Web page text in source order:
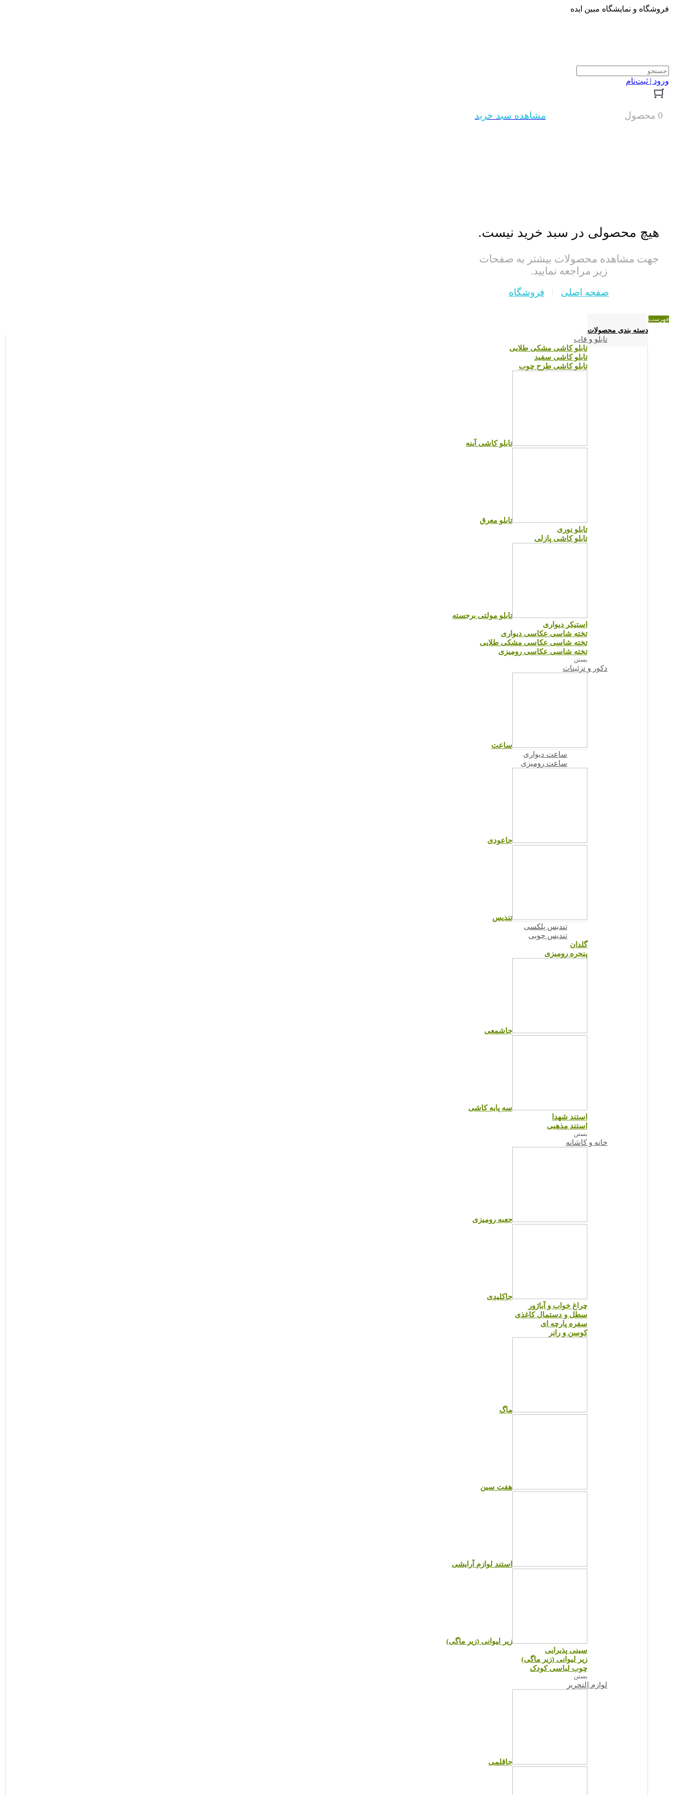
فروشگاه و نمایشگاه مبین ایده
ورود | ثبت‌نام
0 محصول مشاهده سبد خرید
هیچ محصولی در سبد خرید نیست.
جهت مشاهده محصولات بیشتر به صفحات
زیر مراجعه نمایید.
صفحه اصلی فروشگاه
فهرست
دسته بندی محصولات
تابلو و قاب
تابلو کاشی مشکی طلایی
تابلو کاشی سفید
تابلو کاشی طرح چوب
تابلو کاشی آینه
تابلو معرق
تابلو نوری
تابلو کاشی پازلی
تابلو مولتی برجسته
استیکر دیواری
تخته شاسی عکاسی دیواری
تخته شاسی عکاسی مشکی طلایی
تخته شاسی عکاسی رومیزی
بستن
دکور و تزئینات
ساعت
ساعت دیواری
ساعت رومیزی
جاعودی
تندیس
تندیس پلکسی
تندیس چوبی
گلدان
پنجره رومیزی
جاشمعی
سه پایه کاشی
استند شهدا
استند مذهبی
بستن
خانه و کاشانه
جعبه رومیزی
جاکلیدی
چراغ خواب و آباژور
سطل و دستمال کاغذی
سفره پارچه ای
کوسن و رانر
ماگ
هفت سین
استند لوازم آرایشی
زیر لیوانی (زیر ماگی)
سینی پذیرایی
زیر لیوانی (زیر ماگی)
چوب لباسی کودک
بستن
لوازم التحریر
جاقلمی